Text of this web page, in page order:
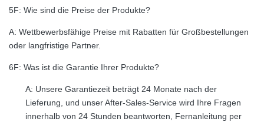
5F: Wie sind die Preise der Produkte?
A: Wettbewerbsfähige Preise mit Rabatten für Großbestellungen
oder langfristige Partner.
6F: Was ist die Garantie Ihrer Produkte?
A: Unsere Garantiezeit beträgt 24 Monate nach der
Lieferung, und unser After-Sales-Service wird Ihre Fragen
innerhalb von 24 Stunden beantworten, Fernanleitung per